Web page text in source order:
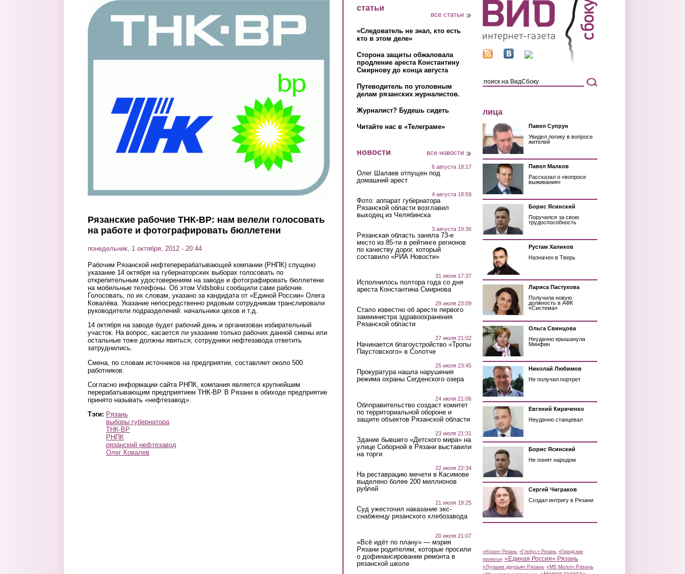
Перейти к основному содержанию
Рязанские рабочие ТНК-ВР: нам велели голосовать
на работе и фотографировать бюллетени
понедельник, 1 октября, 2012 - 20:44
Рабочим Рязанской нефтеперерабатывающей компании (РНПК) спущено
указание 14 октября на губернаторских выборах голосовать по
открепительным удостоверениям на заводе и фотографировать бюллетени
на мобильные телефоны. Об этом Vidsboku сообщили сами рабочие.
Голосовать, по их словам, указано за кандидата от «Единой России» Олега
Ковалёва. Указание непосредственно рядовым сотрудникам транслировали
руководители подразделений: начальники цехов и т.д.
14 октября на заводе будет рабочий день и организован избирательный
участок. На вопрос, касается ли указание только рабочих данной смены или
остальные тоже должны явиться, сотрудники нефтезавода ответить
затруднились.
Смена, по словам источников на предприятии, составляет около 500
работников.
Согласно информации сайта РНПК, компания является крупнейшим
перерабатывающим предприятием ТНК-ВР. В Рязани в обиходе предприятие
принято называть «нефтезавод».
Тэги: Рязань
выборы губернатора
ТНК-ВР
РНПК
рязанский нефтезавод
Олег Ковалев
статьи
все статьи
«Следователь не знал, кто есть
кто в этом деле»
Сторона защиты обжаловала
продление ареста Константину
Смирнову до конца августа
Путеводитель по уголовным
делам рязанских журналистов.
Журналист? Будешь сидеть
Читайте нас в «Телеграме»
новости все новости
6 августа 18:17
Олег Шалаев отпущен под
домашний арест
4 августа 18:59
Фото: аппарат губернатора
Рязанской области возглавил
выходец из Челябинска
3 августа 19:36
Рязанская область заняла 73-е
место из 85-ти в рейтинге регионов
по качеству дорог, который
составило «РИА Новости»
31 июля 17:37
Исполнилось полтора года со дня
ареста Константина Смирнова
29 июля 23:09
Стало известно об аресте первого
замминистра здравоохранения
Рязанской области
27 июля 21:02
Начинается благоустройство «Тропы
Паустовского» в Солотче
25 июля 23:45
Прокуратура нашла нарушения
режима охраны Сегденского озера
24 июля 21:06
Облправительство создаст комитет
по территориальной обороне и
защите объектов Рязанской области
23 июля 21:31
Здание бывшего «Детского мира» на
улице Соборной в Рязани выставили
на торги
22 июля 22:34
На реставрацию мечети в Касимове
выделено более 200 миллионов
рублей
21 июля 19:25
Суд ужесточил наказание экс-
снабженцу рязанского хлебозавода
20 июля 21:07
«Всё идёт по плану» — мэрия
Рязани родителям, которые просили
о дофинансировании ремонта в
рязанской школе
лица
Павел Супрун
Увидел логику в вопросе
жителей
Павел Малков
Рассказал о «вопросе
выживания»
Борис Ясинский
Поручился за свою
трудоспособность
Рустам Халиков
Назначен в Тверь
Лариса Пастухова
Получила новую
должность в АФК
«Система»
Ольга Свинцова
Неудачно крышанула
Минфин
Николай Любимов
Не получил портрет
Евгений Кириченко
Неудачно станцевал
Борис Ясинский
Не понят народом
Сергей Чиграков
Создал интригу в Рязани
«Атрон» Рязань «Глобус» Рязань «Городские
проекты» «Единая Россия» Рязань
«Лучшие друзья» Рязань «М5 Молл» Рязань